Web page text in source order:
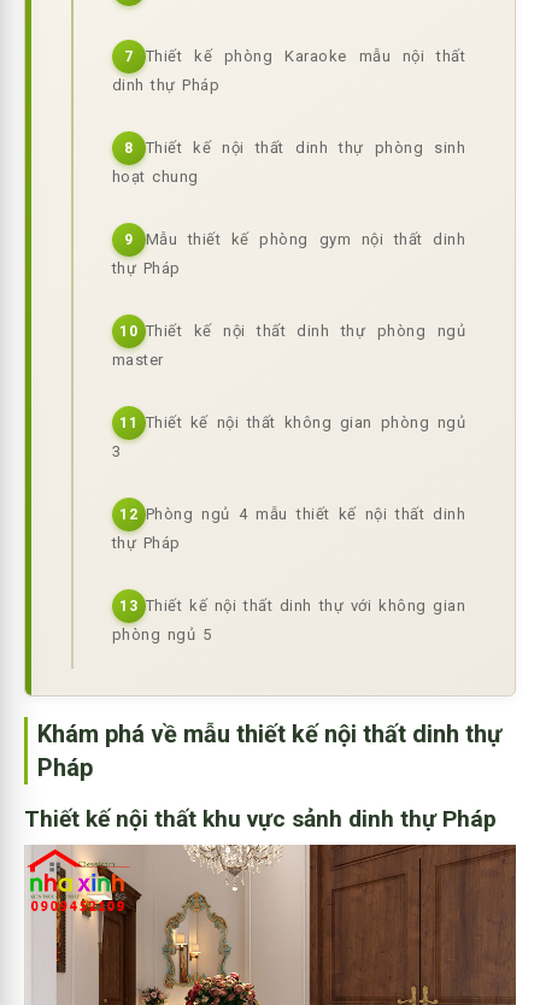
7
Thiết kế phòng Karaoke mẫu nội thất
dinh thự Pháp
8
Thiết kế nội thất dinh thự phòng sinh
hoạt chung
9
Mẫu thiết kế phòng gym nội thất dinh
thự Pháp
10 Thiết kế nội thất dinh thự phòng ngủ
master
11
Thiết kế nội thất không gian phòng ngủ
3
12 Phòng ngủ 4 mẫu thiết kế nội thất dinh
thự Pháp
13 Thiết kế nội thất dinh thự với không gian
phòng ngủ 5
Khám phá về mẫu thiết kế nội thất dinh thự
Pháp
Thiết kế nội thất khu vực sảnh dinh thự Pháp